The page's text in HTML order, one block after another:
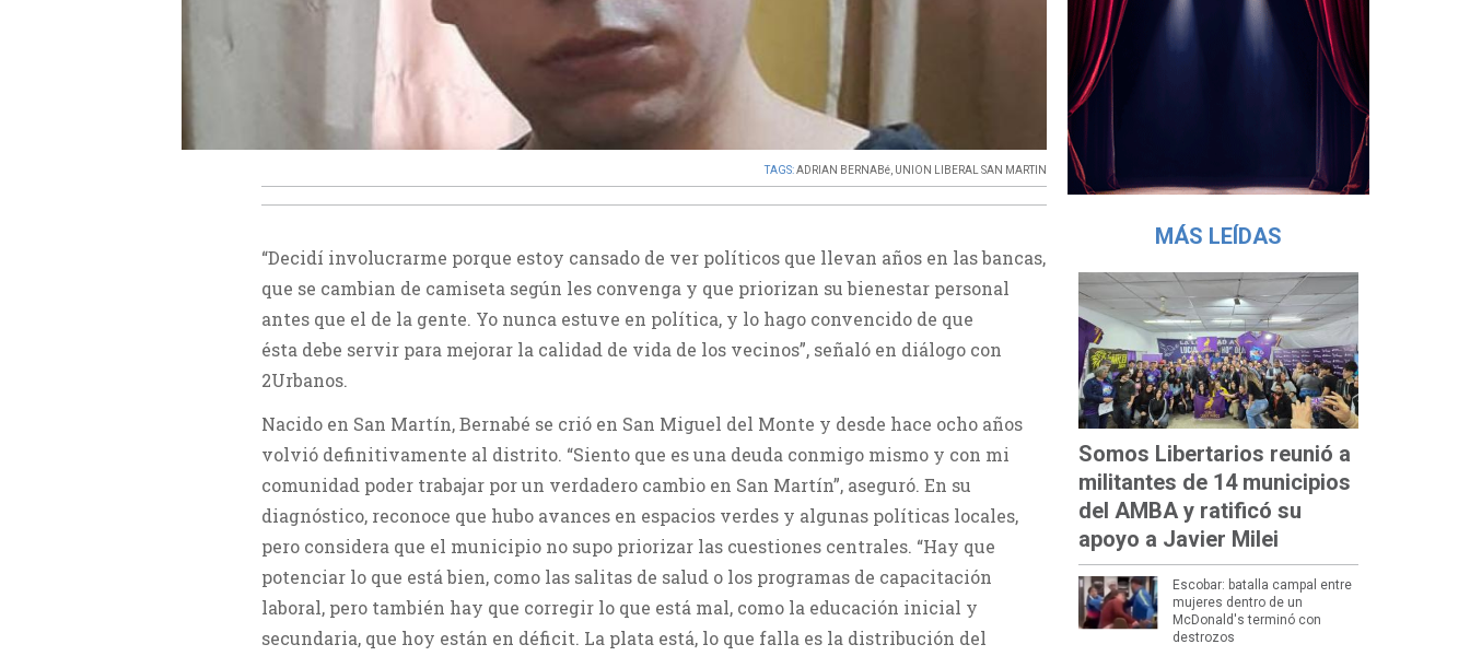
TAGS:ADRIAN BERNABé, UNION LIBERAL SAN MARTIN
“Decidí involucrarme porque estoy cansado de ver políticos que llevan años en las bancas,
que se cambian de camiseta según les convenga y que priorizan su bienestar personal
antes que el de la gente. Yo nunca estuve en política, y lo hago convencido de que
ésta debe servir para mejorar la calidad de vida de los vecinos”, señaló en diálogo con
2Urbanos.
Nacido en San Martín, Bernabé se crió en San Miguel del Monte y desde hace ocho años
volvió definitivamente al distrito. “Siento que es una deuda conmigo mismo y con mi
comunidad poder trabajar por un verdadero cambio en San Martín”, aseguró. En su
diagnóstico, reconoce que hubo avances en espacios verdes y algunas políticas locales,
pero considera que el municipio no supo priorizar las cuestiones centrales. “Hay que
potenciar lo que está bien, como las salitas de salud o los programas de capacitación
laboral, pero también hay que corregir lo que está mal, como la educación inicial y
secundaria, que hoy están en déficit. La plata está, lo que falla es la distribución del
MÁS LEÍDAS
Somos Libertarios reunió a
militantes de 14 municipios
del AMBA y ratificó su
apoyo a Javier Milei
Escobar: batalla campal entre
mujeres dentro de un
McDonald's terminó con
destrozos